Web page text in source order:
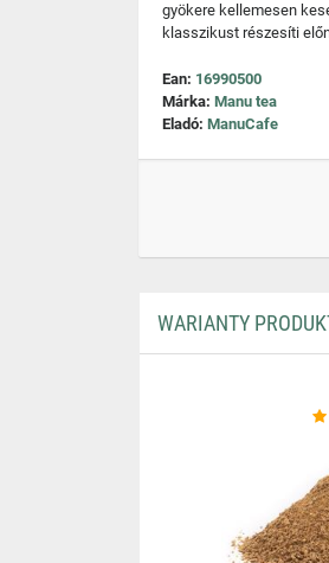
gyökere kellemesen
klasszikust részesíti
Ean: 16990500
Márka: Manu tea
Eladó: ManuCafe
WARIANTY